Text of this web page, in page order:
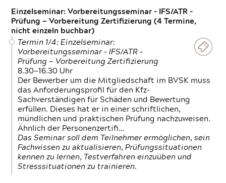
Einzelseminar: Vorbereitungsseminar - IFS/ATR -
Prüfung — Vorbereitung Zertifizierung (4 Termine,
nicht einzeln buchbar)
Termin 1/4: Einzelseminar:
Vorbereitungsseminar - IFS/ATR -
Prüfung — Vorbereitung Zertifizierung
8.30—16.30 Uhr
Der Bewerber um die Mitgliedschaft im BVSK muss
das Anforderungsprofil für den Kfz-
Sachverständigen für Schäden und Bewertung
erfüllen. Dieses hat er in einer schriftlichen,
mündlichen und praktischen Prüfung nachzuweisen.
Ähnlich der Personenzertifi…
Das Seminar soll dem Teilnehmer ermöglichen, sein
Fachwissen zu aktualisieren, Prüfungssituationen
kennen zu lernen, Testverfahren einzuüben und
Stresssituationen zu trainieren.